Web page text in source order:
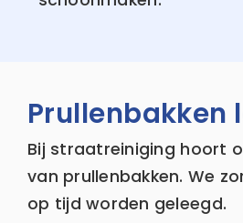
Prullenbakken
Bij straatreiniging hoort
van prullenbakken. We
op tijd worden geleegd.